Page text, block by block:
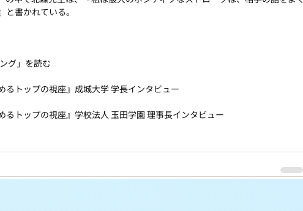
と書かれている。
グ」を読む
トップの視座』成城大学 学長インタビュー
トップの視座』学校法人 玉田学園 理事長インタビュー